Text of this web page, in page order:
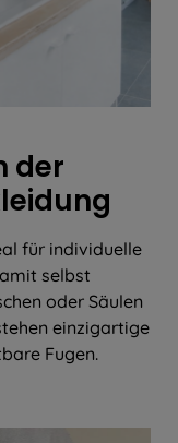
der
für individuelle
selbst
oder Säulen
einzigartige
Fugen.